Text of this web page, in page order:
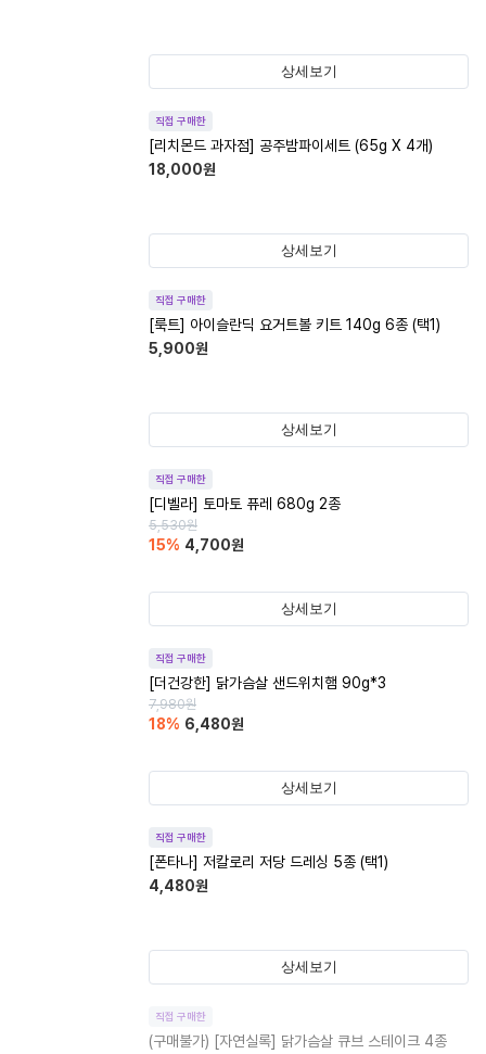
상세보기
직접 구매한
[리치몬드 과자점] 공주밤파이세트 (65g X 4개)
18,000원
상세보기
직접 구매한
[룩트] 아이슬란딕 요거트볼 키트 140g 6종 (택1)
5,900원
상세보기
직접 구매한
[디벨라] 토마토 퓨레 680g 2종
5,530원
15% 4,700원
상세보기
직접 구매한
[더건강한] 닭가슴살 샌드위치햄 90g*3
7,980원
18% 6,480원
상세보기
직접 구매한
[폰타나] 저칼로리 저당 드레싱 5종 (택1)
4,480원
상세보기
직접 구매한
(구매불가) [자연실록] 닭가슴살 큐브 스테이크 4종